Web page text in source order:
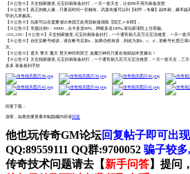
【※公告※】天玄独家微变,元宝好刷装备好打，一天一套天玄，让你PK不用为装备发愁
【※公告※】真正的散人服，只要花时间一切都有。武器衣服可以到【剑甲→专爆】副本刷，爆率超
甲的几率极高。
【※公告※】玩家可以在盟重省比奇国王处用贡献值领取【国王メ令牌】。
【※公告※】充值比例1：10000，点卡多送90%，网银多送100%,请玩家谨防上当受骗。
<251,218>【※公告※】天玄独家微变,元宝好刷装备好打，一个通宵刷几百万元宝没难度，一天一套
【※公告※】合区后帐号错误，请在帐号后加a，如果仍然有误，则改为加b、c、d，若帐号长度已满
次。
【※公告※】遮天 擎天 覆天 焚天神符和冥王 血魔卐神符只要在地狱副本里爆出！
【※公告※】天玄独家微变,元宝好刷装备好打，一个通宵刷几百万元宝没难度，一天一套天玄，三
多多 装备捡到手软
回复下载：
游客，如果您要查看本帖隐藏内容请回复
他也玩传奇GM论坛回复帖子即可出
QQ:89559111 QQ群:9700052 骗子较
传奇技术问题请去【新手问答】提问